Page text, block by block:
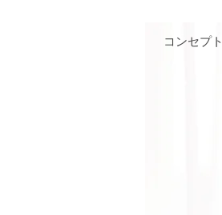
コンセプト